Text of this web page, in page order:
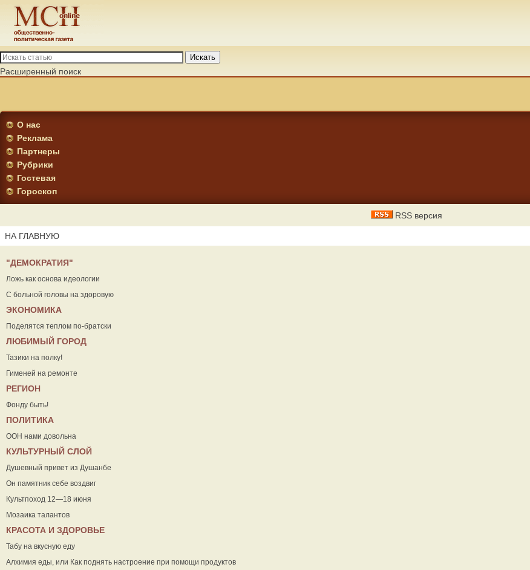
Искать
Расширенный поиск
О нас
Реклама
Партнеры
Рубрики
Гостевая
Гороскоп
RSS версия
НА ГЛАВНУЮ
"ДЕМОКРАТИЯ"
Ложь как основа идеологии
С больной головы на здоровую
ЭКОНОМИКА
Поделятся теплом по-братски
ЛЮБИМЫЙ ГОРОД
Тазики на полку!
Гименей на ремонте
РЕГИОН
Фонду быть!
ПОЛИТИКА
ООН нами довольна
КУЛЬТУРНЫЙ СЛОЙ
Душевный привет из Душанбе
Он памятник себе воздвиг
Культпоход 12—18 июня
Мозаика талантов
КРАСОТА И ЗДОРОВЬЕ
Табу на вкусную еду
Алхимия еды, или Как поднять настроение при помощи продуктов